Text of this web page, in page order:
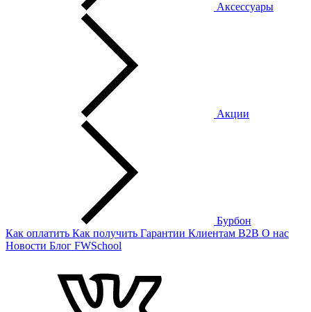
Аксессуары
Акции
Бурбон
Как оплатить Как получить Гарантии Клиентам B2B О нас
Новости Блог FWSchool